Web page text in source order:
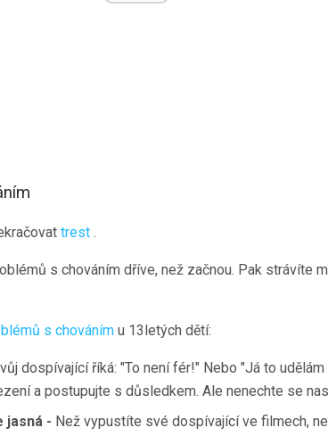
trest .
s chováním dříve, než začnou. Pak strávíte
s chováním u 13letých dětí:
dospívající říká: "To není fér!" Nebo "Já to
a postupujte s důsledkem. Ale nenechte se
jasná - Než vypustíte své dospívající ve filmech,